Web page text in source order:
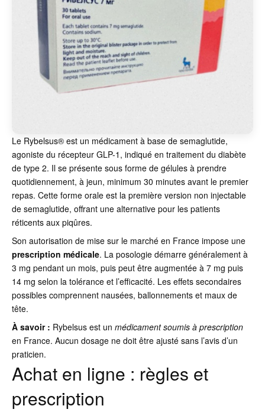
Le Rybelsus® est un médicament à base de semaglutide,
agoniste du récepteur GLP-1, indiqué en traitement du diabète
de type 2. Il se présente sous forme de gélules à prendre
quotidiennement, à jeun, minimum 30 minutes avant le premier
repas. Cette forme orale est la première version non injectable
de semaglutide, offrant une alternative pour les patients
réticents aux piqûres.
Son autorisation de mise sur le marché en France impose une
prescription médicale. La posologie démarre généralement à
3 mg pendant un mois, puis peut être augmentée à 7 mg puis
14 mg selon la tolérance et l’efficacité. Les effets secondaires
possibles comprennent nausées, ballonnements et maux de
tête.
À savoir : Rybelsus est un médicament soumis à prescription
en France. Aucun dosage ne doit être ajusté sans l’avis d’un
praticien.
Achat en ligne : règles et
prescription